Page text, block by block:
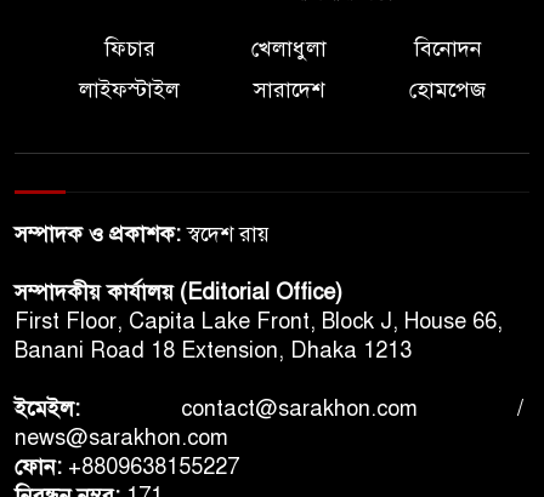
ফিচার খেলাধুলা
বিনোদন
লাইফস্টাইল
সারাদেশ হোমপেজ
সম্পাদক ও প্রকাশক:স্বদেশ রায়
সম্পাদকীয় কার্যালয় (Editorial Office)
First Floor, Capita Lake Front, Block J, House 66,
Banani Road 18 Extension, Dhaka 1213
ইমেইল: contact@sarakhon.com /
news@sarakhon.com
ফোন: +8809638155227